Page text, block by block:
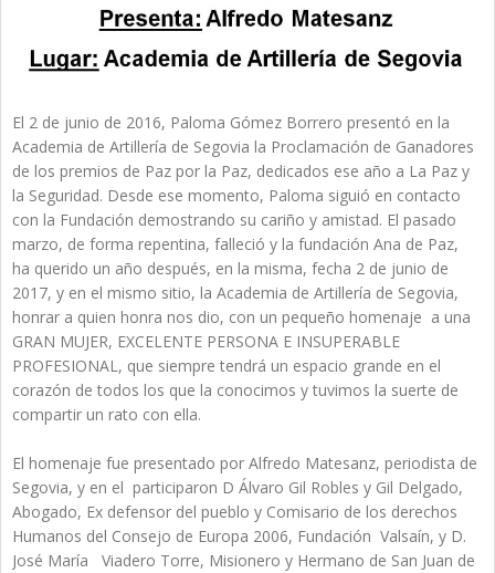
El 2 de junio de 2016, Paloma Gómez Borrero presentó en la
Academia de Artillería de Segovia la Proclamación de Ganadores
de los premios de Paz por la Paz, dedicados ese año a La Paz y
la Seguridad. Desde ese momento, Paloma siguió en contacto
con la Fundación demostrando su cariño y amistad. El pasado
marzo, de forma repentina, falleció y la fundación Ana de Paz,
ha querido un año después, en la misma, fecha 2 de junio de
2017, y en el mismo sitio, la Academia de Artillerí­a de Segovia,
honrar a quien honra nos dio, con un pequeño homenaje a una
GRAN MUJER, EXCELENTE PERSONA E INSUPERABLE
PROFESIONAL, que siempre tendrá un espacio grande en el
corazón de todos los que la conocimos y tuvimos la suerte de
compartir un rato con ella.
El homenaje fue presentado por Alfredo Matesanz, periodista de
Segovia, y en el participaron D Álvaro Gil Robles y Gil Delgado,
Abogado, Ex defensor del pueblo y Comisario de los derechos
Humanos del Consejo de Europa 2006, Fundación Valsaí­n, y D.
José María Viadero Torre, Misionero y Hermano de San Juan de